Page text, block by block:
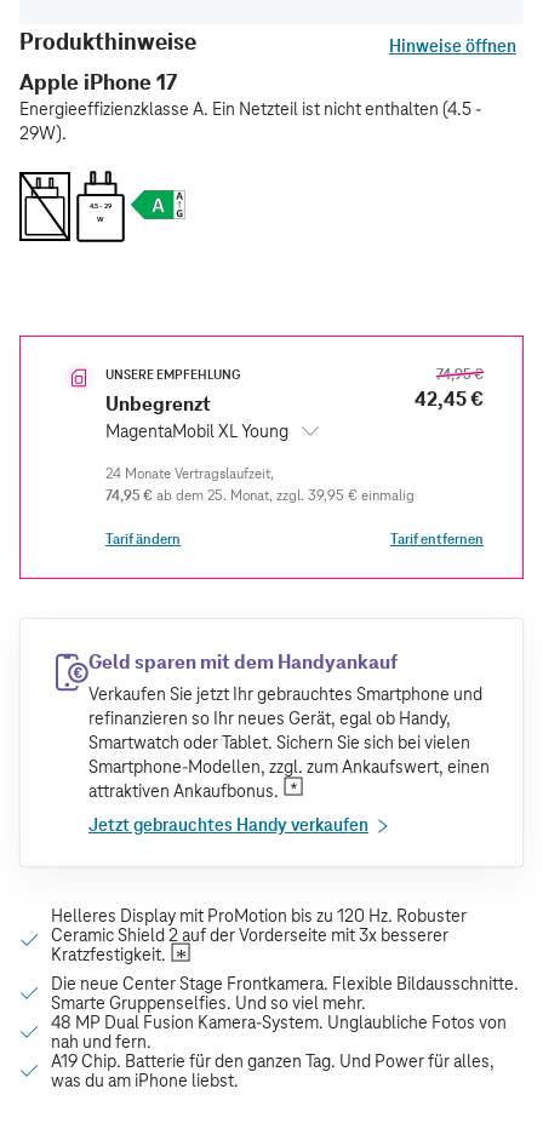
Produkthinweise
Hinweise öffnen
Apple iPhone 17
Energieeffizienzklasse A. Ein Netzteil ist nicht enthalten (4.5 -
29W).
4.5 - 29
W
UNSERE EMPFEHLUNG 74,95 €
Unbegrenzt
MagentaMobil XL Young
42,45 €
74,95 € ab dem 25. Monat zzgl. 39,95 € einmalig
Tarif ändern Tarif entfernen
Geld sparen mit dem Handyankauf
Verkaufen Sie jetzt Ihr gebrauchtes Smartphone und
refinanzieren so Ihr neues Gerät, egal ob Handy,
Smartwatch oder Tablet. Sichern Sie sich bei vielen
Smartphone-Modellen, zzgl. zum Ankaufswert, einen
attraktiven Ankaufbonus.
Jetzt gebrauchtes Handy verkaufen